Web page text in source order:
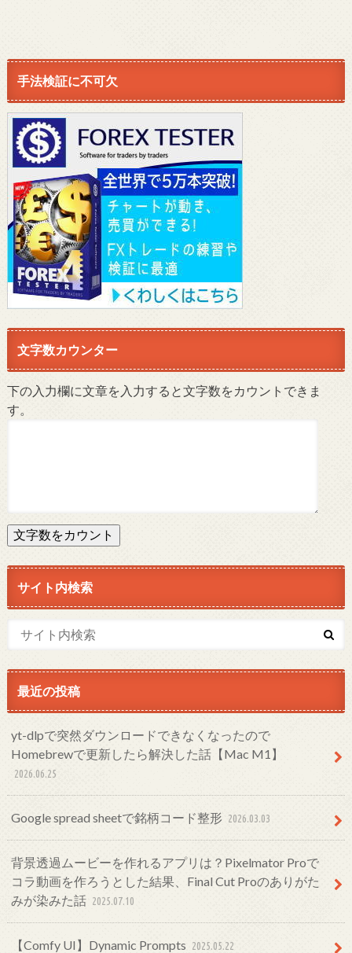
手法検証に不可欠
文字数カウンター
下の入力欄に文章を入力すると文字数をカウントできま
す。
文字数をカウント
サイト内検索
最近の投稿
yt-dlpで突然ダウンロードできなくなったので
Homebrewで更新したら解決した話【Mac M1】
2026.06.25
Google spread sheetで銘柄コード整形 2026.03.03
背景透過ムービーを作れるアプリは？Pixelmator Proで
コラ動画を作ろうとした結果、Final Cut Proのありがた
みが染みた話 2025.07.10
【Comfy UI】Dynamic Prompts 2025.05.22